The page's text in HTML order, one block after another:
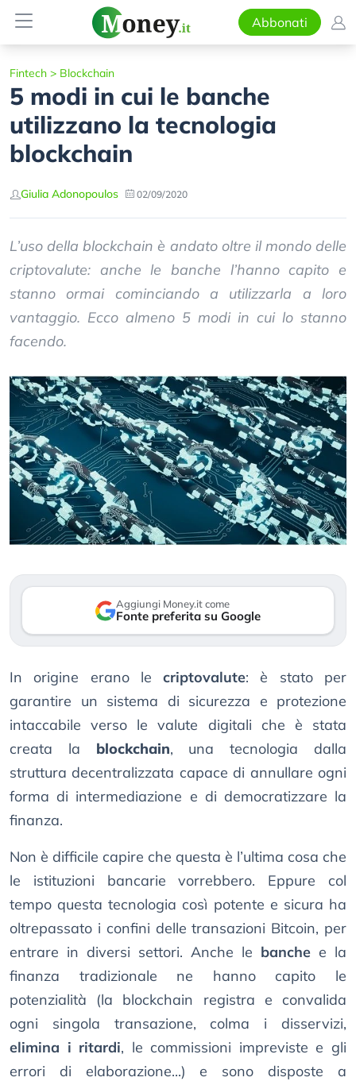
Abbonati
Fintech > Blockchain
5 modi in cui le banche
utilizzano la tecnologia
blockchain
Giulia Adonopoulos 02/09/2020
L’uso della blockchain è andato oltre il mondo delle
criptovalute: anche le banche l’hanno capito e
stanno ormai cominciando a utilizzarla a loro
vantaggio. Ecco almeno 5 modi in cui lo stanno
facendo.
Aggiungi Money.it come
Fonte preferita su Google
In origine erano lecriptovalute: è stato per
garantire un sistema di sicurezza e protezione
intaccabile verso le valute digitali che è stata
creata la blockchain, una tecnologia dalla
struttura decentralizzata capace di annullare ogni
forma di intermediazione e di democratizzare la
finanza.
Non è difficile capire che questa è l’ultima cosa che
le istituzioni bancarie vorrebbero. Eppure col
tempo questa tecnologia così potente e sicura ha
oltrepassato i confini delle transazioni Bitcoin, per
entrare in diversi settori. Anche le banche e la
finanza tradizionale ne hanno capito le
potenzialità (la blockchain registra e convalida
ogni singola transazione, colma i disservizi,
elimina i ritardi, le commissioni impreviste e gli
errori di elaborazione...) e sono disposte a